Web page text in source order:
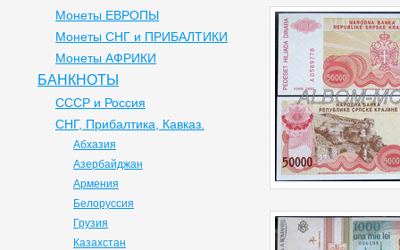
Монеты ЕВРОПЫ
Монеты СНГ и ПРИБАЛТИКИ
Монеты АФРИКИ
БАНКНОТЫ
СССР и Россия
СНГ, Прибалтика, Кавказ.
Абхазия
Азербайджан
Армения
Белоруссия
Грузия
Казахстан